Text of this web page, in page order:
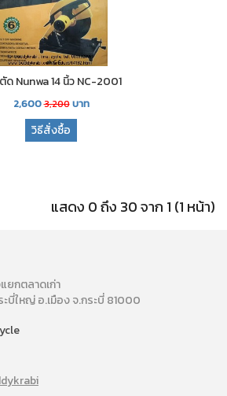
ด Nunwa 14 นิ้ว NC-2001
2,6003,200บาท
วิธีสั่งซื้อ
แสดง 0 ถึง 30 จาก 1 (1 หน้า)
ยกตลาดเก่า
บี่ใหญ่ อ.เมือง จ.กระบี่ 81000